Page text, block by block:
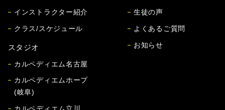
インストラクター紹介
クラス/スケジュール
スタジオ
カルペディエム名古屋
カルペディエムホープ
(岐阜)
カルペディエム立川
生徒の声
よくあるご質問
お知らせ